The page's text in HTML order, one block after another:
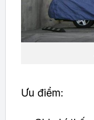
Ưu điểm: